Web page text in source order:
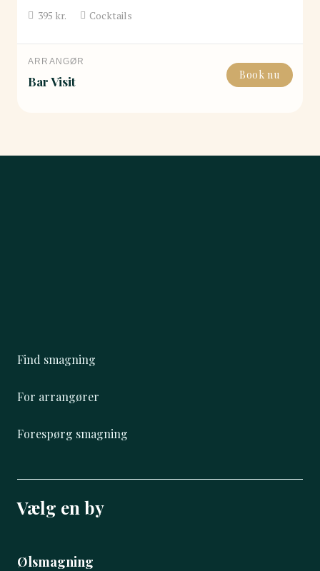
395 kr. Cocktails
ARRANGØR
Bar Visit Book nu
Find smagning
For arrangører
Forespørg smagning
Vælg en by
Ølsmagning